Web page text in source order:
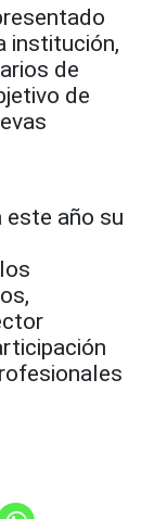
institución,
de
de
este año su